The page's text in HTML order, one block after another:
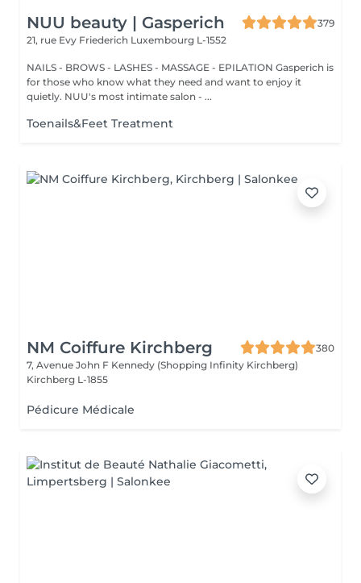
NUU beauty | Gasperich
379
21, rue Evy Friederich Luxembourg L-1552
NAILS - BROWS - LASHES - MASSAGE - EPILATION Gasperich is
for those who know what they need and want to enjoy it
quietly. NUU's most intimate salon - ...
Toenails&Feet Treatment
NM Coiffure Kirchberg
380
7, Avenue John F Kennedy (Shopping Infinity Kirchberg)
Kirchberg L-1855
Pédicure Médicale